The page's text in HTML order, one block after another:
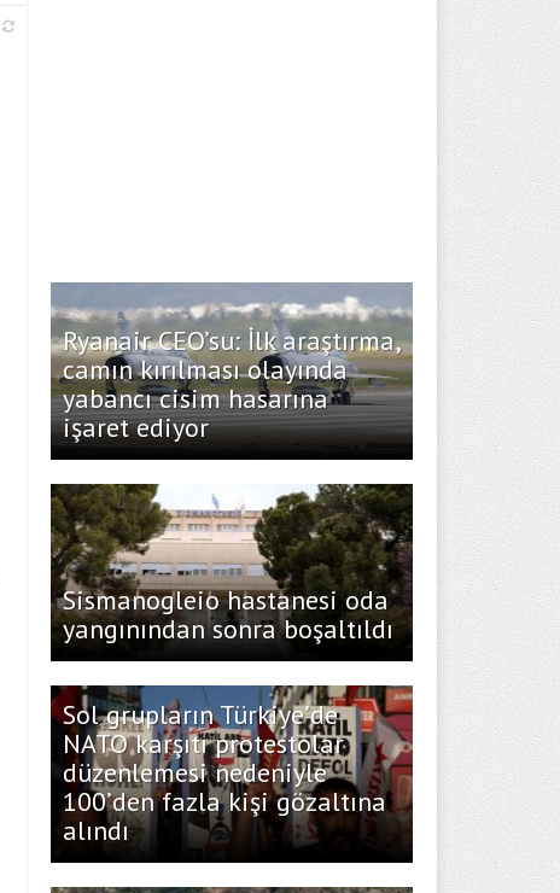
Ryanair CEO’su: İlk araştırma,
camın kırılması olayında
yabancı cisim hasarına
işaret ediyor
Sismanogleio hastanesi oda
yangınından sonra boşaltıldı
Sol grupların Türkiye’de
NATO karşıtı protestolar
düzenlemesi nedeniyle
100’den fazla kişi gözaltına
alındı